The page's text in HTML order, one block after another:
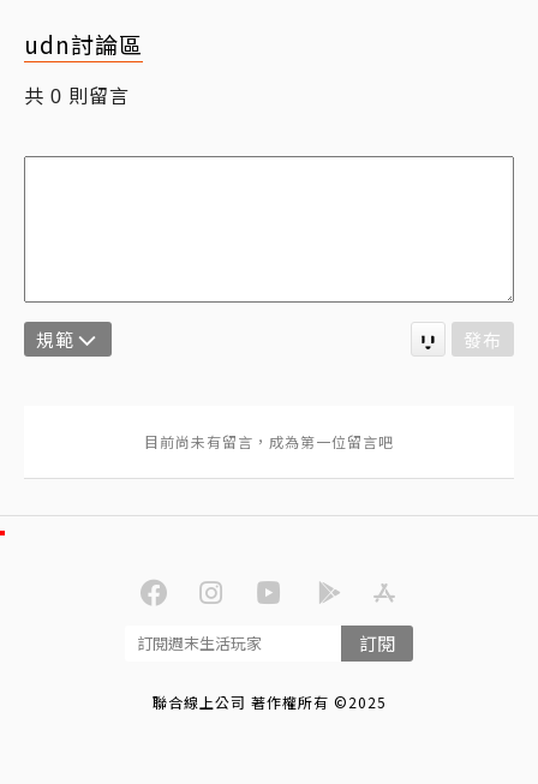
udn討論區
共 0 則留言
規範 發布
訂閱
聯合線上公司 著作權所有 ©2025